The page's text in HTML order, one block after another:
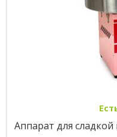
Аппарат для сладкой